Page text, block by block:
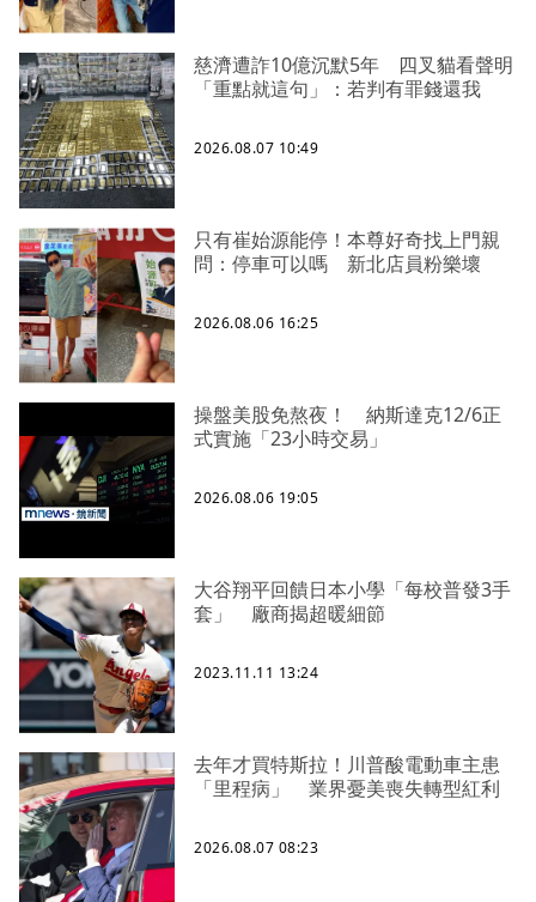
慈濟遭詐10億沉默5年 四叉貓看聲明
「重點就這句」：若判有罪錢還我
2026.08.07 10:49
只有崔始源能停！本尊好奇找上門親
問：停車可以嗎 新北店員粉樂壞
2026.08.06 16:25
操盤美股免熬夜！ 納斯達克12/6正
式實施「23小時交易」
2026.08.06 19:05
大谷翔平回饋日本小學「每校普發3手
套」 廠商揭超暖細節
2023.11.11 13:24
去年才買特斯拉！川普酸電動車主患
「里程病」 業界憂美喪失轉型紅利
2026.08.07 08:23